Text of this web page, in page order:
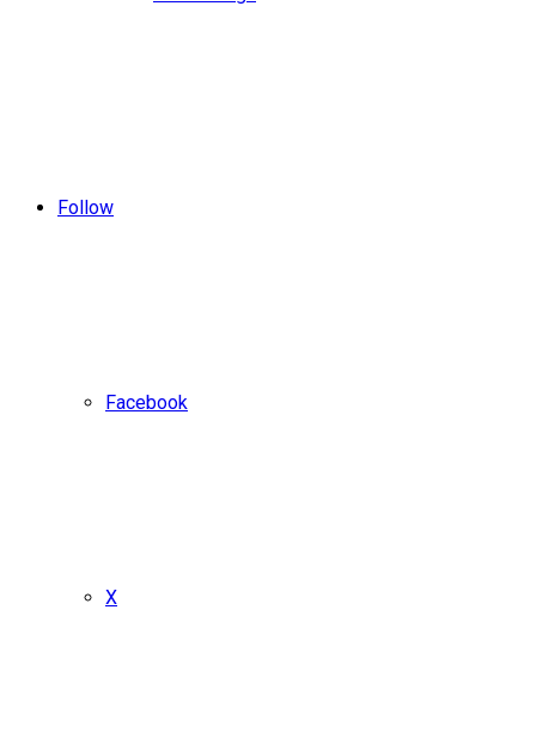
Follow
Facebook
X